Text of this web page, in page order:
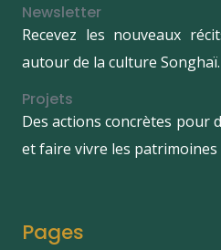
Newsletter
Recevez les nouveaux
autour de la culture Songhaï.
Projets
Des actions concrètes pour
et faire vivre les patrimoines
Pages